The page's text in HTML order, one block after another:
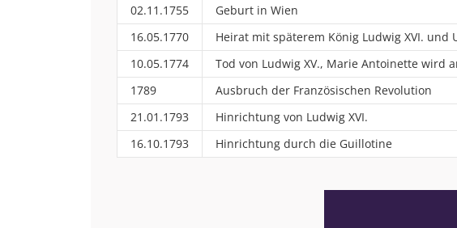
02.11.1755
Geburt in Wien
16.05.1770
Heirat mit späterem König Ludwig XVI. und
10.05.1774
Tod von Ludwig XV., Marie Antoinette wird
1789
Ausbruch der Französischen Revolution
21.01.1793
Hinrichtung von Ludwig XVI.
16.10.1793
Hinrichtung durch die Guillotine